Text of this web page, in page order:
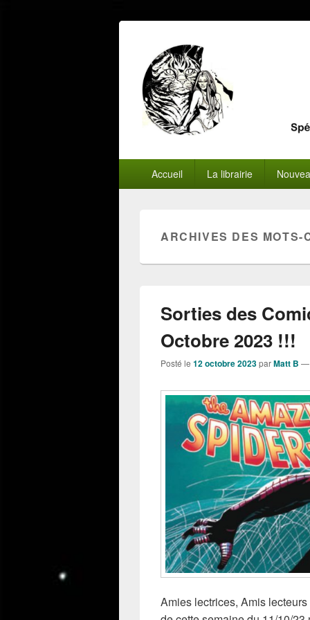
principalAccueil La librairie
ARCHIVES DES MOTS-
Sorties des
Octobre 2023 !!!
Posté le 12 octobre 2023parMatt B —
Amies lectrices, Amis